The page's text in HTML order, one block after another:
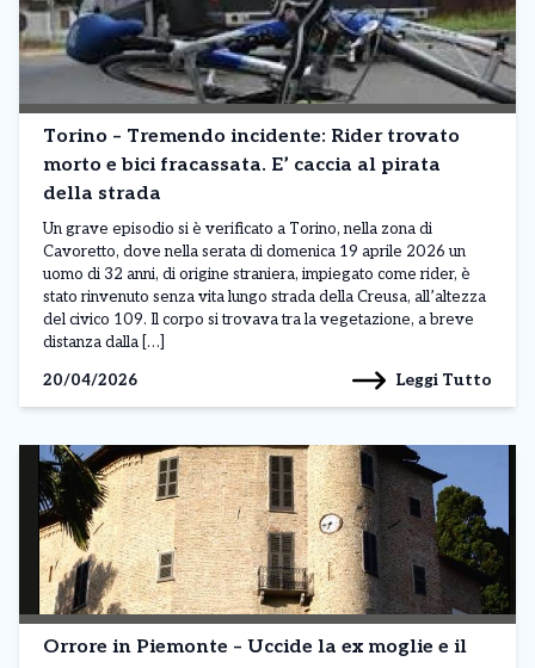
Torino – Tremendo incidente: Rider trovato
morto e bici fracassata. E’ caccia al pirata
della strada
Un grave episodio si è verificato a Torino, nella zona di
Cavoretto, dove nella serata di domenica 19 aprile 2026 un
uomo di 32 anni, di origine straniera, impiegato come rider, è
stato rinvenuto senza vita lungo strada della Creusa, all’altezza
del civico 109. Il corpo si trovava tra la vegetazione, a breve
distanza dalla […]
20/04/2026
Leggi Tutto
Orrore in Piemonte – Uccide la ex moglie e il